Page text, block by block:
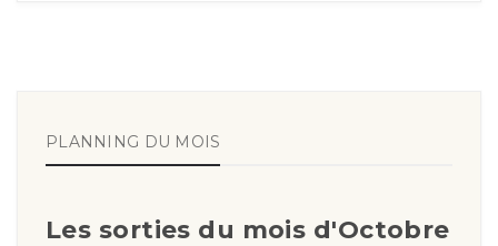
PLANNING DU MOIS
Les sorties du mois d'Octobre